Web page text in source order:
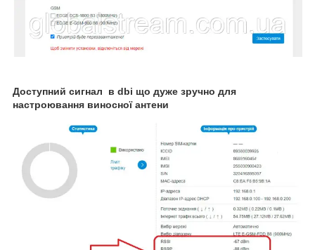
Доступний сигнал в dbi що дуже зручно для
настроювання виносної антени